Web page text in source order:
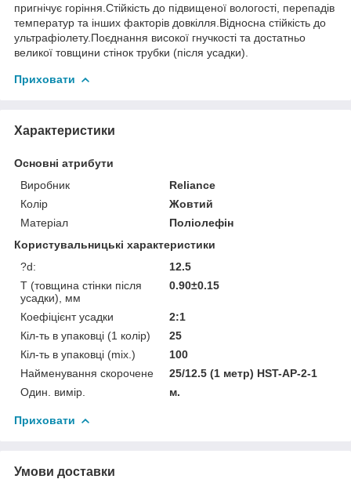
пригнічує горіння.Стійкість до підвищеної вологості, перепадів
температур та інших факторів довкілля.Відносна стійкість до
ультрафіолету.Поєднання високої гнучкості та достатньо
великої товщини стінок трубки (після усадки).
Приховати
Характеристики
Основні атрибути
Виробник
Reliance
Колір
Жовтий
Матеріал
Поліолефін
Користувальницькі характеристики
?d:
12.5
T (товщина стінки після
усадки), мм
0.90±0.15
Коефіцієнт усадки
2:1
Кіл-ть в упаковці (1 колір)
25
Кіл-ть в упаковці (mix.)
100
Найменування скорочене
25/12.5 (1 метр) HST-AP-2-1
Один. вимір.
м.
Приховати
Умови доставки